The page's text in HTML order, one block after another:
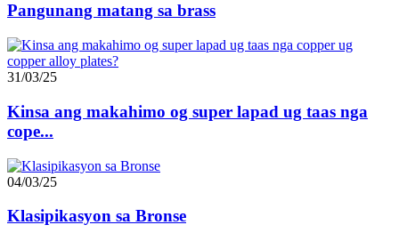
Pangunang matang sa brass
31/03/25
Kinsa ang makahimo og super lapad ug taas nga
cope...
04/03/25
Klasipikasyon sa Bronse